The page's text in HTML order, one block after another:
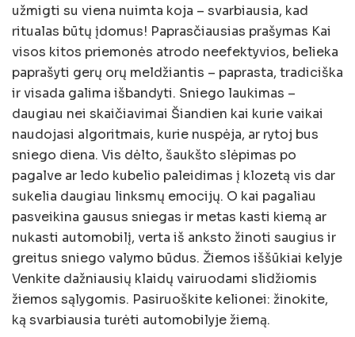
užmigti su viena nuimta koja – svarbiausia, kad
ritualas būtų įdomus! Paprasčiausias prašymas Kai
visos kitos priemonės atrodo neefektyvios, belieka
paprašyti gerų orų meldžiantis – paprasta, tradiciška
ir visada galima išbandyti. Sniego laukimas –
daugiau nei skaičiavimai Šiandien kai kurie vaikai
naudojasi algoritmais, kurie nuspėja, ar rytoj bus
sniego diena. Vis dėlto, šaukšto slėpimas po
pagalve ar ledo kubelio paleidimas į klozetą vis dar
sukelia daugiau linksmų emocijų. O kai pagaliau
pasveikina gausus sniegas ir metas kasti kiemą ar
nukasti automobilį, verta iš anksto žinoti saugius ir
greitus sniego valymo būdus. Žiemos iššūkiai kelyje
Venkite dažniausių klaidų vairuodami slidžiomis
žiemos sąlygomis. Pasiruoškite kelionei: žinokite,
ką svarbiausia turėti automobilyje žiemą.